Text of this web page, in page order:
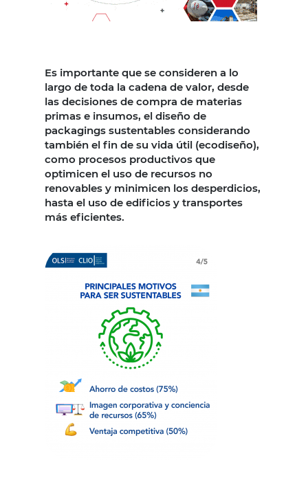
Es importante que se consideren a lo
largo de toda la cadena de valor, desde
las decisiones de compra de materias
primas e insumos, el diseño de
packagings sustentables considerando
también el fin de su vida útil (ecodiseño),
como procesos productivos que
optimicen el uso de recursos no
renovables y minimicen los desperdicios,
hasta el uso de edificios y transportes
más eficientes.